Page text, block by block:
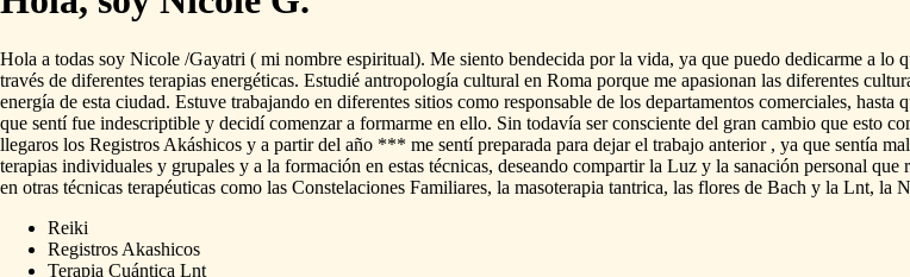
Hola a todas soy Nicole ​/​Gayatri ( mi nombre espiritual). Me siento bendecida por la vida, ya que puedo dedicarme a lo
través de diferentes terapias energéticas. Estudié antropología cultural en Roma porque me apasionan las diferentes
energía de esta ciudad. Estuve trabajando en diferentes sitios como responsable de los departamentos comerciales, hasta
que sentí fue indescriptible y decidí comenzar a formarme en ello. Sin todavía ser consciente del gran cambio que esto
llegaros los Registros Akáshicos y a partir del año *** me sentí preparada para dejar el trabajo anterior , ya que sentía
terapias individuales y grupales y a la formación en estas técnicas, deseando compartir la Luz y la sanación personal que
en otras técnicas terapéuticas como las Constelaciones Familiares, la masoterapia tantrica, las flores de Bach y la Lnt, la
Reiki
Registros Akashicos
Terapia Cuántica Lnt